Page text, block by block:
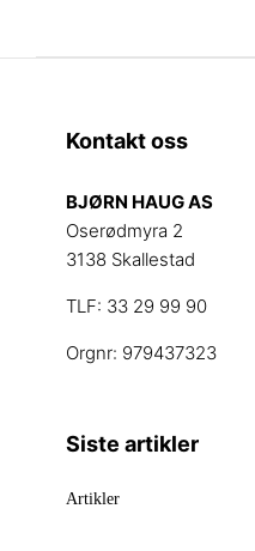
Kontakt oss
BJØRN HAUG AS
Oserødmyra 2
3138 Skallestad
TLF: 33 29 99 90
Orgnr: 979437323
Siste artikler
Artikler